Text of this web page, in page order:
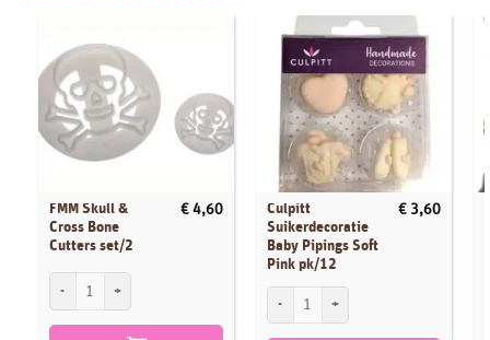
FMM Skull &
Cross Bone
Cutters set/2
€ 4,60
Culpitt
Suikerdecoratie
Baby Pipings Soft
Pink pk/12
€ 3,60
Culpitt Suikerdecoratie Baby Pipings